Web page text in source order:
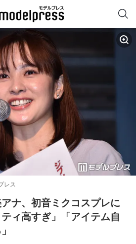
レス
ナ、初音ミクコスプレに
ィ高すぎ」「アイテム自